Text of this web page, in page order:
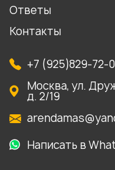
Ответы
Контакты
+7 (925)829-72-
Москва, ул.
д. 2/19
Написать в